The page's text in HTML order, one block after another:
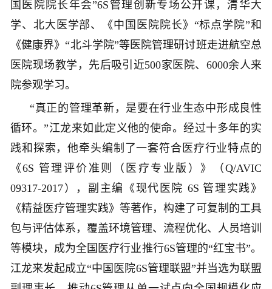
国医院院长年会”6S管理创新专场公开课，清华大
学、北大医学部、《中国医院院长》“标点学院”和
《健康界》“北斗学院”等医院管理研讨班走进航空总
医院现场教学，先后吸引近500家医院、6000余人来
院参观学习。
“真正的管理革新，是要在行业生态中形成良性
循环。”江龙来如此定义他的使命。经过十多年的实
践和探索，他牵头编制了一套符合医疗行业特点的
《6S 管理评价准则（医疗专业版）》（Q/AVIC
09317-2017），副主编《现代医院 6S 管理实践》
《精益医疗管理实践》等著作，构建了可复制的工具
包与评估体系，覆盖环境管理、流程优化、人员培训
等模块，成为全国医疗行业推行6S管理的“红宝书”。
江龙来发起成立“中国医院6S管理联盟”并当选为联盟